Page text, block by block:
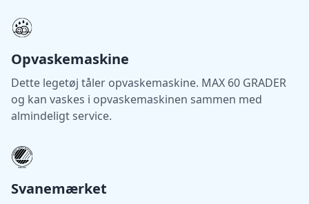
Opvaskemaskine
Dette legetøj tåler opvaskemaskine. MAX 60 GRADER
og kan vaskes i opvaskemaskinen sammen med
almindeligt service.
Svanemærket